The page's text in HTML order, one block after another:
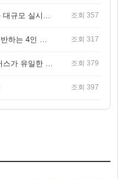
조회 357
조회 317
조회 379
조회 397